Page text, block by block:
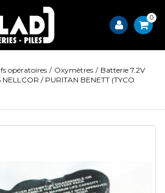
0
opératoires / Oxymètres / Batterie 7.2V
/ PURITAN BENETT (TYCO